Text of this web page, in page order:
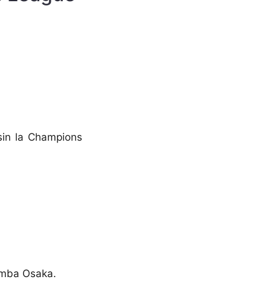
la Champions
Osaka.